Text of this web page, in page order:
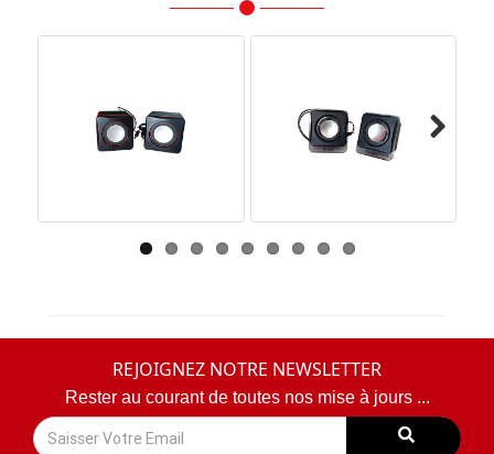
REJOIGNEZ NOTRE NEWSLETTER
Rester au courant de toutes nos mise à jours ...